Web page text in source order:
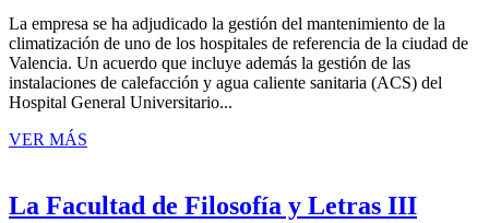
La empresa se ha adjudicado la gestión del mantenimiento de la
climatización de uno de los hospitales de referencia de la ciudad de
Valencia. Un acuerdo que incluye además la gestión de las
instalaciones de calefacción y agua caliente sanitaria (ACS) del
Hospital General Universitario...
VER MÁS
La Facultad de Filosofía y Letras III